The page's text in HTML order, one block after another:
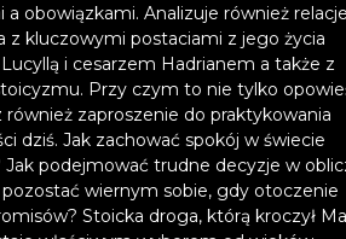
a obowiązkami. Analizuje również
z kluczowymi postaciami z jego życia
i cesarzem Hadrianem a także z
Przy czym to nie tylko
również zaproszenie do praktykowania
dziś. Jak zachować spokój w świecie
Jak podejmować trudne decyzje w
wiernym sobie, gdy otoczenie
Stoicka droga, którą kroczył